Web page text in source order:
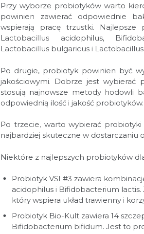
Przy wyborze probiotyków warto
powinien zawierać odpowiednie
wspierają pracę trzustki.
Lactobacillus acidophilus,
Lactobacillus bulgaricus i
Po drugie, probiotyk powinien być
jakościowymi. Dobrze jest
stosują najnowsze metody hodowli
odpowiednią ilość i jakość probiotyków.
Po trzecie, warto wybierać
najbardziej skuteczne w dostarczaniu
Niektóre z najlepszych probiotyków
Probiotyk VSL#3 zawiera
acidophilus i Bifidobacterium
który wspiera układ trawienny i
Probiotyk Bio-Kult zawiera 14
Bifidobacterium bifidum. Jest to